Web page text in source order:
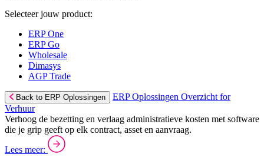
Selecteer jouw product:
ERP One
ERP Go
Wholesale
Dimasys
AGP Trade
Back to ERP Oplossingen
ERP Oplossingen Overzicht for
Verhuur
Verhoog de bezetting en verlaag administratieve kosten met software
die je grip geeft op elk contract, asset en aanvraag.
Lees meer: